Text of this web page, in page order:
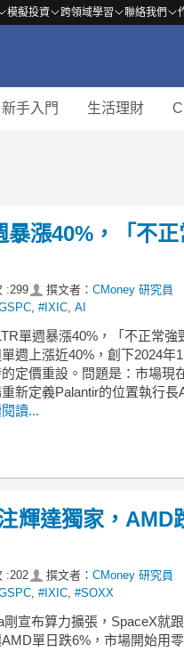
模擬投資 跨領域學習 聯絡我們
新手入門 生活理財
暴漲40%，「不
:299 撰文者： CMoney 研究員
#IXIC AI
單週暴漲40%，「不正常強
週上漲近40%，創下2024年
定價重設。問題是：市場現
新定義Palantir的位置執行長
讀...
注輝達獨家，
:202 撰文者： CMoney 研究員
#IXIC #SOXX
剛宣布算力擴張，SpaceX就
單日跌6%，市場開始用